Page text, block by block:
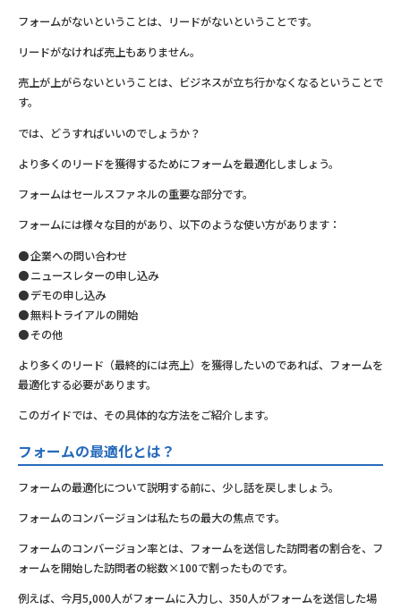
フォームがないということは、リードがないということです。
リードがなければ売上もありません。
売上が上がらないということは、ビジネスが立ち行かなくなるということで
す。
では、どうすればいいのでしょうか？
より多くのリードを獲得するためにフォームを最適化しましょう。
フォームはセールスファネルの重要な部分です。
フォームには様々な目的があり、以下のような使い方があります：
企業への問い合わせ
ニュースレターの申し込み
デモの申し込み
無料トライアルの開始
その他
より多くのリード（最終的には売上）を獲得したいのであれば、フォームを
最適化する必要があります。
このガイドでは、その具体的な方法をご紹介します。
フォームの最適化とは？
フォームの最適化について説明する前に、少し話を戻しましょう。
フォームのコンバージョンは私たちの最大の焦点です。
フォームのコンバージョン率とは、フォームを送信した訪問者の割合を、フ
ォームを開始した訪問者の総数×100で割ったものです。
例えば、今月5,000人がフォームに入力し、350人がフォームを送信した場